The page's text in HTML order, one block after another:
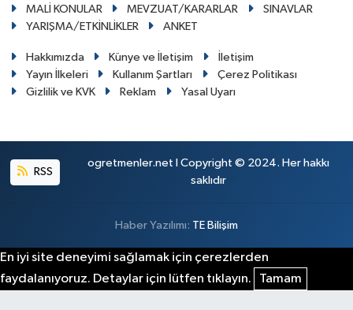
MALİ KONULAR
MEVZUAT/KARARLAR
SINAVLAR
YARIŞMA/ETKİNLİKLER
ANKET
Hakkımızda Künye ve İletişim
İletişim
Yayın İlkeleri
Kullanım Şartları
Çerez Politikası
Gizlilik ve KVK
Reklam Yasal Uyarı
RSS
ogretmenler.net I Copyright © 2024. Her hakkı
saklıdır
Haber Yazılımı: TE Bilişim
En iyi site deneyimi sağlamak için çerezlerden
faydalanıyoruz. Detaylar için lütfen tıklayın.
Tamam